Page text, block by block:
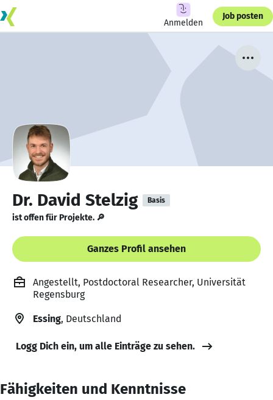
Anmelden
Job posten
Dr. David Stelzig Basis
ist offen für Projekte. 🔎
Ganzes Profil ansehen
Angestellt, Postdoctoral Researcher, Universität
Regensburg
Essing, Deutschland
Logg Dich ein, um alle Einträge zu sehen.
Fähigkeiten und Kenntnisse